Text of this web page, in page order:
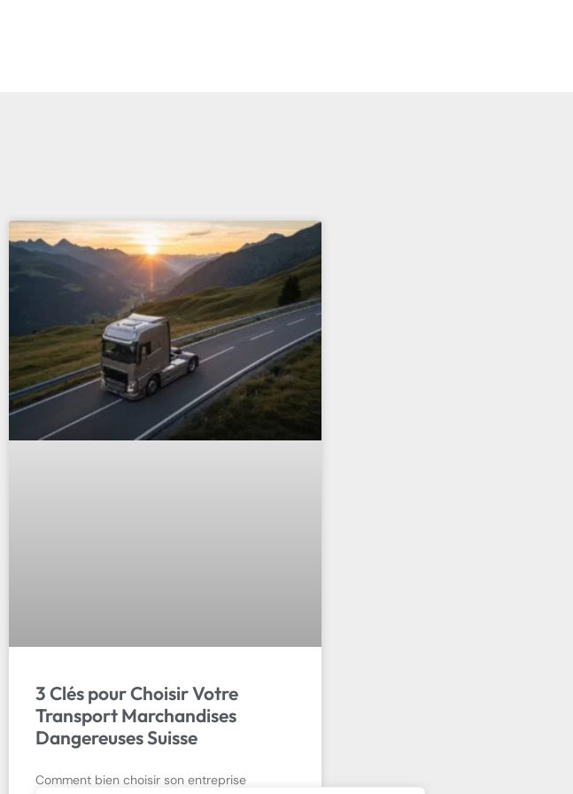
3 Clés pour Choisir Votre
Transport Marchandises
Dangereuses Suisse
Comment bien choisir son entreprise